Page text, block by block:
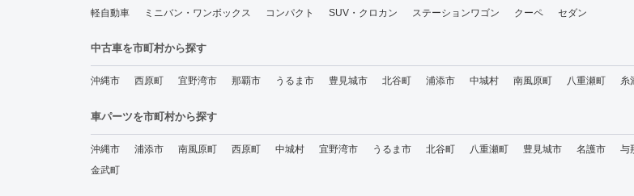
軽自動車 ミニバン・ワンボックス コンパクト SUV・クロカン ステーションワゴン クーペ セダン
中古車を市町村から探す
沖縄市 西原町 宜野湾市 那覇市 うるま市 豊見城市 北谷町 浦添市 中城村 南風原町 八重瀬町 糸
車パーツを市町村から探す
沖縄市 浦添市 南風原町 西原町 中城村 宜野湾市 うるま市 北谷町 八重瀬町 豊見城市 名護市 与
金武町